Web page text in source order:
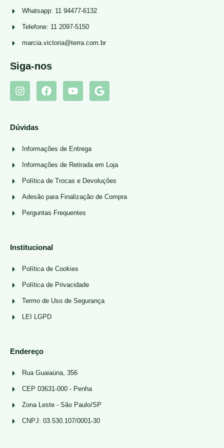
Whatsapp: 11 94477-6132
Telefone: 11 2097-5150
marcia.victoria@terra.com.br
Siga-nos
Dúvidas
Informações de Entrega
Informações de Retirada em Loja
Política de Trocas e Devoluções
Adesão para Finalização de Compra
Perguntas Frequentes
Institucional
Política de Cookies
Política de Privacidade
Termo de Uso de Segurança
LEI LGPD
Endereço
Rua Guaiaúna, 356
CEP 03631-000 - Penha
Zona Leste - São Paulo/SP
CNPJ: 03.530.107/0001-30